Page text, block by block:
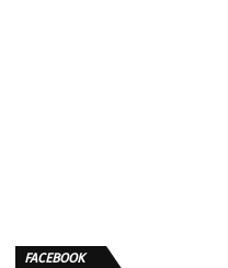
FACEBOOK